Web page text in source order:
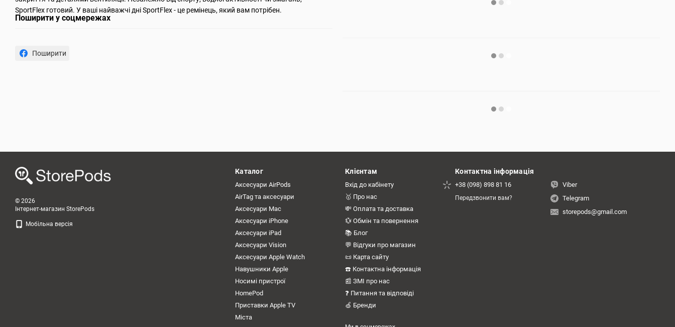
SportFlex готовий. У ваші найважчі дні SportFlex - це ремінець, який вам потрібен.
Поширити у соцмережах
Поширити
© 2026
Інтернет-магазин StorePods
Мобільна версія
Каталог
Аксесуари AirPods
AirTag та аксесуари
Аксесуари Mac
Аксесуари iPhone
Аксесуари iPad
Аксесуари Vision
Аксесуари Apple Watch
Навушники Apple
Носимі пристрої
HomePod
Приставки Apple TV
Міста
Клієнтам
Вхід до кабінету
🥇 Про нас
💸 Оплата та доставка
💱 Обмін та повернення
📚 Блог
💬 Відгуки про магазин
📜 Карта сайту
☎️ Контактна інформація
📰 ЗМІ про нас
❓ Питання та відповіді
🍏 Бренди
Контактна інформація
+38 (098) 898 81 16
Передзвонити вам?
Viber
Telegram
storepods@gmail.com